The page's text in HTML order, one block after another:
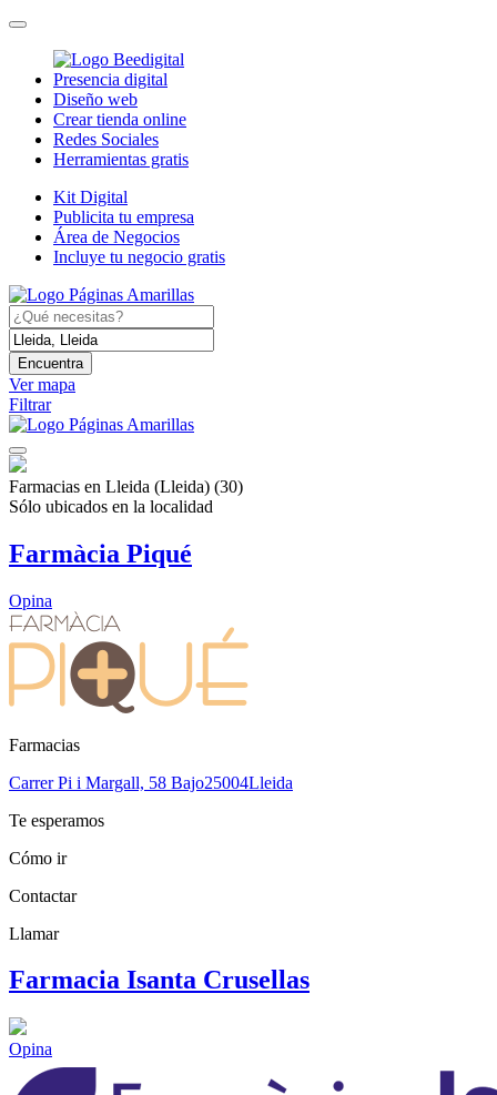
Presencia digital
Diseño web
Crear tienda online
Redes Sociales
Herramientas gratis
Kit Digital
Publicita tu empresa
Área de Negocios
Incluye tu negocio gratis
Encuentra
Ver mapa
Filtrar
Farmacias en Lleida (Lleida) (30)
Sólo ubicados en la localidad
Farmàcia Piqué
Opina
Farmacias
Carrer Pi i Margall, 58 Bajo25004Lleida
Te esperamos
Cómo ir
Contactar
Llamar
Farmacia Isanta Crusellas
Opina